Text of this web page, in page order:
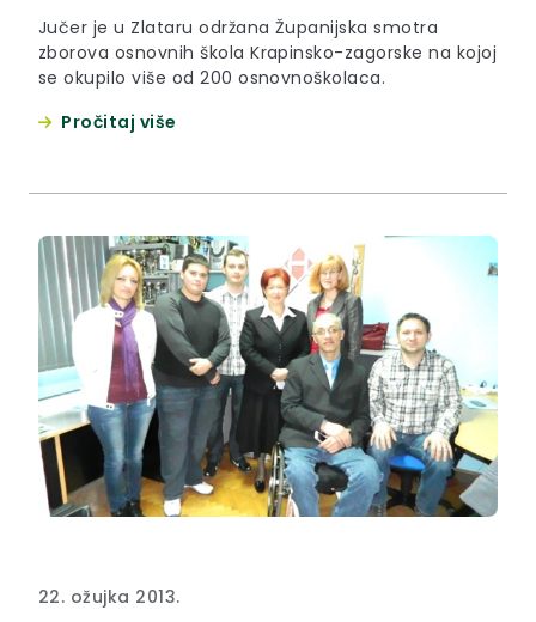
Jučer je u Zlataru održana Županijska smotra
zborova osnovnih škola Krapinsko-zagorske na kojoj
se okupilo više od 200 osnovnoškolaca.
Pročitaj više
22. ožujka 2013.